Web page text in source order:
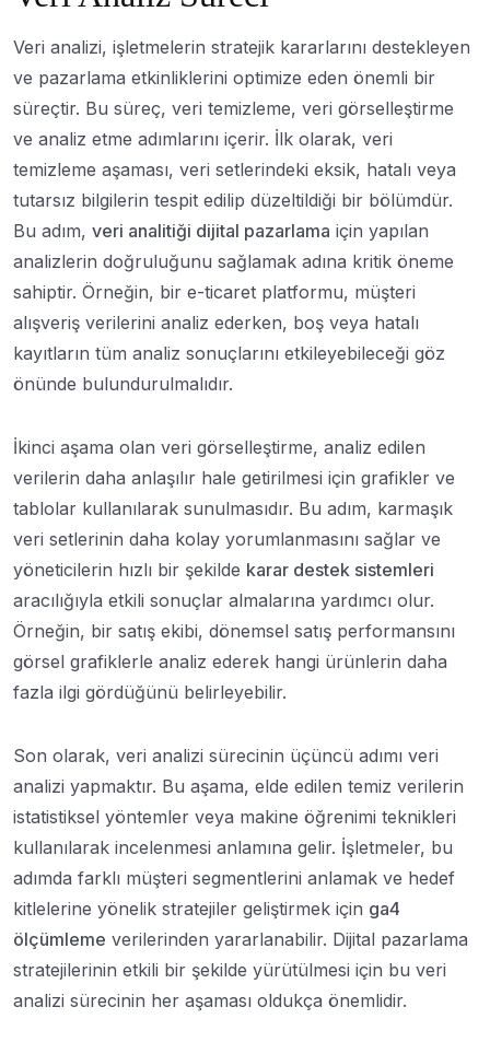
Veri analizi, işletmelerin stratejik kararlarını destekleyen
ve pazarlama etkinliklerini optimize eden önemli bir
süreçtir. Bu süreç, veri temizleme, veri görselleştirme
ve analiz etme adımlarını içerir. İlk olarak, veri
temizleme aşaması, veri setlerindeki eksik, hatalı veya
tutarsız bilgilerin tespit edilip düzeltildiği bir bölümdür.
Bu adım, veri analitiği dijital pazarlama için yapılan
analizlerin doğruluğunu sağlamak adına kritik öneme
sahiptir. Örneğin, bir e-ticaret platformu, müşteri
alışveriş verilerini analiz ederken, boş veya hatalı
kayıtların tüm analiz sonuçlarını etkileyebileceği göz
önünde bulundurulmalıdır.
İkinci aşama olan veri görselleştirme, analiz edilen
verilerin daha anlaşılır hale getirilmesi için grafikler ve
tablolar kullanılarak sunulmasıdır. Bu adım, karmaşık
veri setlerinin daha kolay yorumlanmasını sağlar ve
yöneticilerin hızlı bir şekilde karar destek sistemleri
aracılığıyla etkili sonuçlar almalarına yardımcı olur.
Örneğin, bir satış ekibi, dönemsel satış performansını
görsel grafiklerle analiz ederek hangi ürünlerin daha
fazla ilgi gördüğünü belirleyebilir.
Son olarak, veri analizi sürecinin üçüncü adımı veri
analizi yapmaktır. Bu aşama, elde edilen temiz verilerin
istatistiksel yöntemler veya makine öğrenimi teknikleri
kullanılarak incelenmesi anlamına gelir. İşletmeler, bu
adımda farklı müşteri segmentlerini anlamak ve hedef
kitlelerine yönelik stratejiler geliştirmek için ga4
ölçümleme verilerinden yararlanabilir. Dijital pazarlama
stratejilerinin etkili bir şekilde yürütülmesi için bu veri
analizi sürecinin her aşaması oldukça önemlidir.